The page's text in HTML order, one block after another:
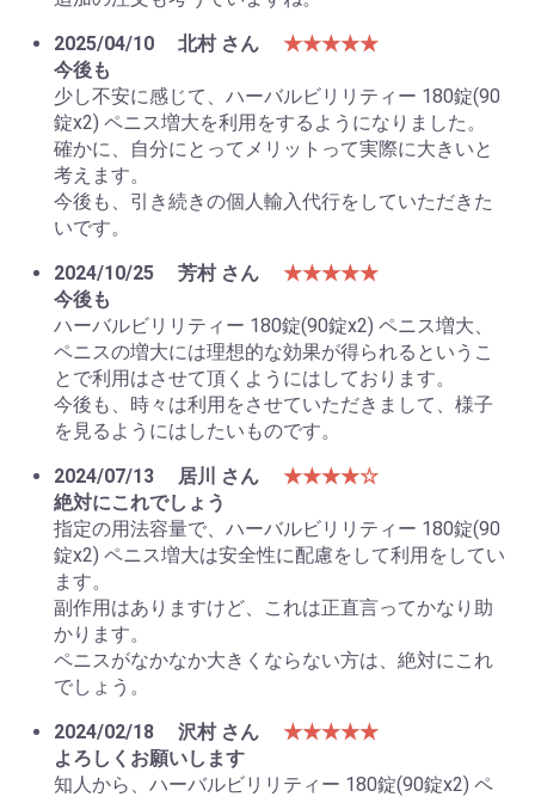
お買い物を続ける カートへ進む
2025/04/10
北村 さん
★★★★★
今後も
少し不安に感じて、ハーバルビリリティー 180錠(90
錠x2) ペニス増大を利用をするようになりました。
確かに、自分にとってメリットって実際に大きいと
考えます。
今後も、引き続きの個人輸入代行をしていただきた
いです。
2024/10/25
芳村 さん
★★★★★
今後も
ハーバルビリリティー 180錠(90錠x2) ペニス増大、
ペニスの増大には理想的な効果が得られるというこ
とで利用はさせて頂くようにはしております。
今後も、時々は利用をさせていただきまして、様子
を見るようにはしたいものです。
2024/07/13
居川 さん
★★★★☆
絶対にこれでしょう
指定の用法容量で、ハーバルビリリティー 180錠(90
錠x2) ペニス増大は安全性に配慮をして利用をしてい
ます。
副作用はありますけど、これは正直言ってかなり助
かります。
ペニスがなかなか大きくならない方は、絶対にこれ
でしょう。
2024/02/18
沢村 さん
★★★★★
よろしくお願いします
知人から、ハーバルビリリティー 180錠(90錠x2) ペ